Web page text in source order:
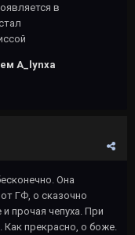
в
A_lynxa
Она
ГФ, о сказочно
прочая чепуха. При
прекрасно, о боже.